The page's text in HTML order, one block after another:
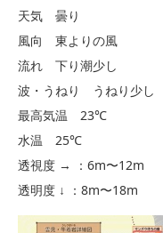
天気 曇り
風向 東よりの風
流れ 下り潮少し
波・うねり うねり少し
最高気温 23℃
水温 25℃
透視度 → ：6m〜12m
透明度 ↓ ：8m〜18m